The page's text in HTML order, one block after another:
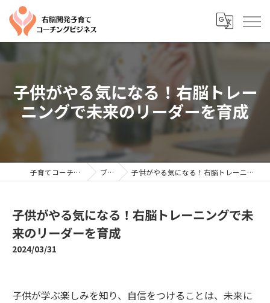
子供がやる気になる！右脳トレー
ニングで未来のリーダーを育成
子育てコーチングならYTC ブログ 子供がやる気になる！右脳トレーニングで未来のリーダーを育成
子供がやる気になる！右脳トレーニングで未
来のリーダーを育成
2024/03/31
子供が学ぶ楽しみを知り、自信をつけることは、未来に